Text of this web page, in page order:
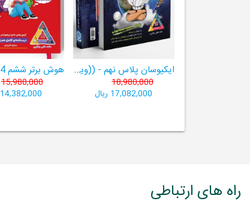
ایکیوسان پلاس نهم - ((ویژۀ مدارس نمونه دولتی، تیزهوشان و سمپاد+ فیلم‌های آموزشی+سامانۀ آزمون‌ساز رایگان))
18,980,000
17,082,000 ریال
15,980,000
14,382,000 ریال
راه های ارتباطی